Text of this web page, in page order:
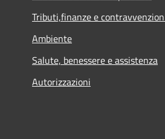
Tributi,finanze e
Ambiente
Salute, benessere e assistenza
Autorizzazioni